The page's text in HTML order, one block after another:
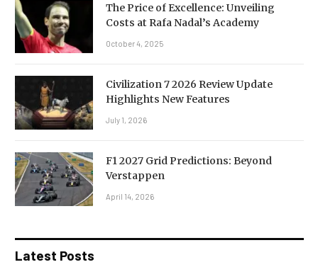
The Price of Excellence: Unveiling
Costs at Rafa Nadal’s Academy
October 4, 2025
Civilization 7 2026 Review Update
Highlights New Features
July 1, 2026
F1 2027 Grid Predictions: Beyond
Verstappen
April 14, 2026
Latest Posts